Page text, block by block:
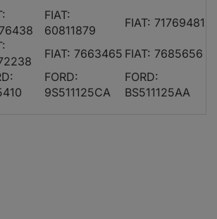
FIAT:
60811879
FIAT: 71769481
FIAT: 7663465 FIAT: 7685656
FORD:
9S511125CA
FORD:
BS511125AA